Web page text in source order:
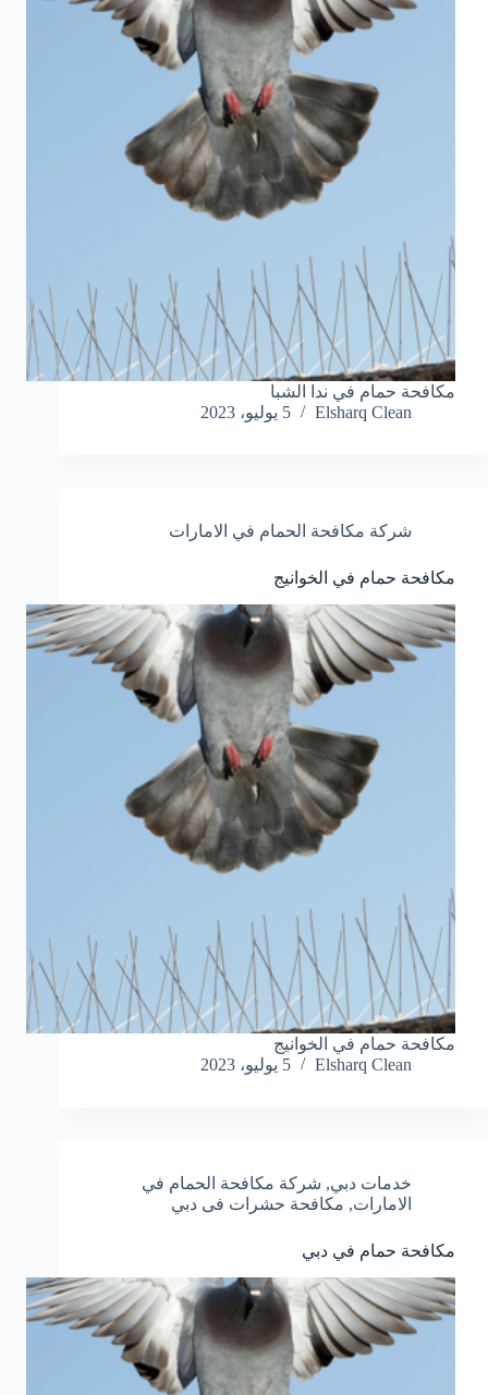
مكافحة حمام في ندا الشبا
Elsharq Clean
5 يوليو، 2023
شركة مكافحة الحمام في الامارات
مكافحة حمام في الخوانيج
مكافحة حمام في الخوانيج
Elsharq Clean
5 يوليو، 2023
خدمات دبي, شركة مكافحة الحمام في
الامارات, مكافحة حشرات فى دبي
مكافحة حمام في دبي